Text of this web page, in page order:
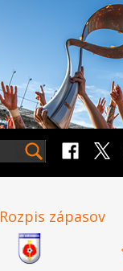
Rozpis zápasov